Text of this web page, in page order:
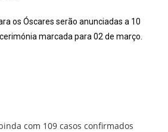
os Óscares serão anunciadas a 10
marcada para 02 de março.
com 109 casos confirmados